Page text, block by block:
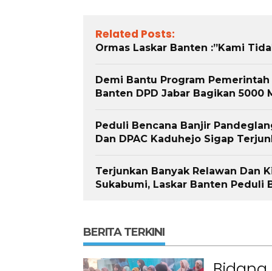
Related Posts:
Ormas Laskar Banten :”Kami
Demi Bantu Program
Banten DPD Jabar Bagikan 5000
Peduli Bencana Banjir
Dan DPAC Kaduhejo Sigap
Terjunkan Banyak Relawan Dan
Sukabumi, Laskar Banten Peduli
BERITA TERKINI